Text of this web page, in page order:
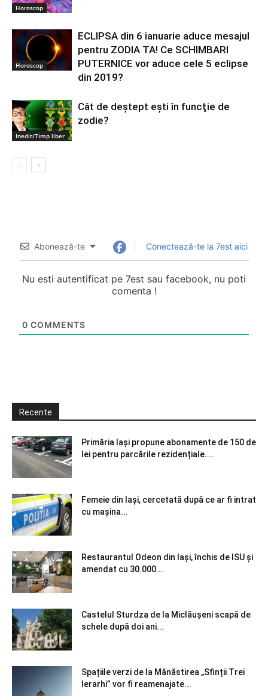
Horoscop
Horoscop
ECLIPSA din 6 ianuarie aduce mesajul
pentru ZODIA TA! Ce SCHIMBARI
PUTERNICE vor aduce cele 5 eclipse
din 2019?
Inedit/Timp liber
Cât de deştept eşti în funcţie de
zodie?
Abonează-te Conectează-te la 7est aici
Nu esti autentificat pe 7est sau facebook, nu poti
comenta !
0 COMMENTS
Recente
Primăria Iași propune abonamente de 150 de
lei pentru parcările rezidențiale....
Femeie din Iași, cercetată după ce ar fi intrat
cu mașina...
Restaurantul Odeon din Iași, închis de ISU și
amendat cu 30.000...
Castelul Sturdza de la Miclăușeni scapă de
schele după doi ani...
Spațiile verzi de la Mănăstirea „Sfinții Trei
Ierarhi” vor fi reamenajate...